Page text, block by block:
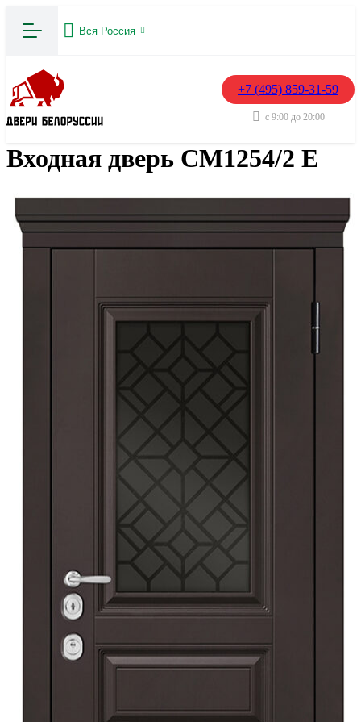
Вся Россия
+7 (495) 859-31-59
с 9:00 до 20:00
Входная дверь СМ1254/2 E